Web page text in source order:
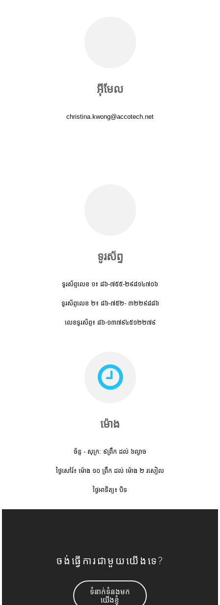
អ៊ីមែល
christina.kwong@accotech.net
ទូរស័ព្ទ
ទូរស័ព្ទលេខ ១៖ ៨៦-៧៥៥-២៩៨១៤៧០៦
ទូរស័ព្ទលេខ ២៖ ៨៦-៧៥២- ៣២២៩៨៨៦
លេខទូរស័ព្ទ៖ ៨៦-១៣៧៩៤៥១២២៧៩
ម៉ោង
ច័ន្ទ - សុក្រ: ៩ព្រឹក ដល់ ៦ល្ងាច
ថ្ងៃសៅរ៍៖ ម៉ោង ១០ ព្រឹក ដល់ ម៉ោង ២ រសៀល
ថ្ងៃអាទិត្យ៖ បិទ
ចង់ធ្វើការជាមួយយើងទេ?
ទំនាក់ទំនងមក
យើងខ្ញុំ